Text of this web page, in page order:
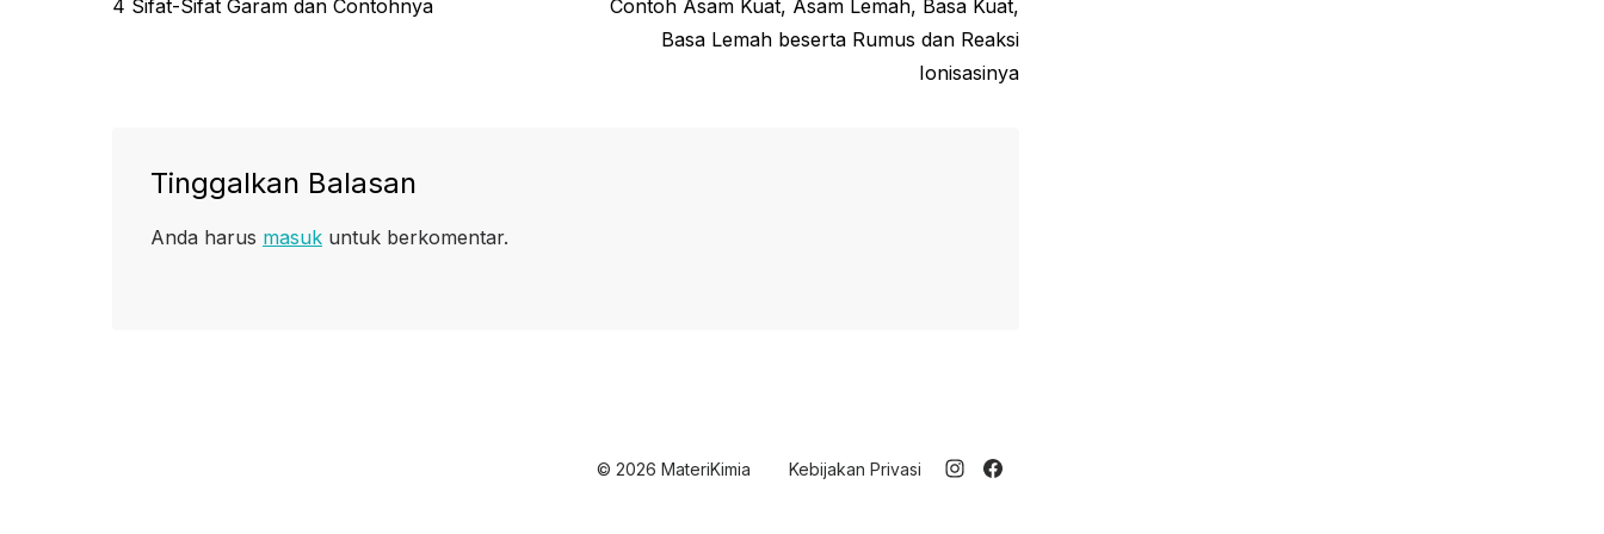
Previous
4 Sifat-Sifat Garam dan Contohnya
NextContoh Asam Kuat, Asam Lemah, Basa Kuat,
Basa Lemah beserta Rumus dan Reaksi
Ionisasinya
Tinggalkan Balasan
Anda harus masuk untuk berkomentar.
© 2026 MateriKimia Kebijakan Privasi